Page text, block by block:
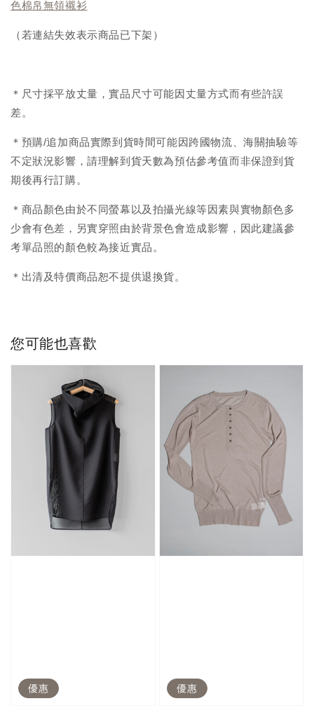
色棉帛無領襯衫
（若連結失效表示商品已下架）
＊尺寸採平放丈量，實品尺寸可能因丈量方式而有些許誤
差。
＊預購/追加商品實際到貨時間可能因跨國物流、海關抽驗等
不定狀況影響，請理解到貨天數為預估參考值而非保證到貨
期後再行訂購。
＊商品顏色由於不同螢幕以及拍攝光線等因素與實物顏色多
少會有色差，另實穿照由於背景色會造成影響，因此建議參
考單品照的顏色較為接近實品。
＊出清及特價商品恕不提供退換貨。
您可能也喜歡
優惠 優惠